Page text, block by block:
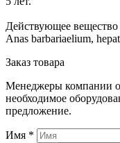
Действующее вещество
Anas barbariaelium,
Заказ товара
Менеджеры компании
необходимое
предложение.
Имя *